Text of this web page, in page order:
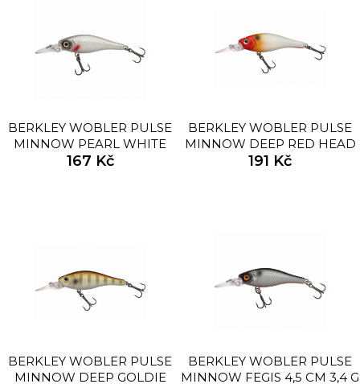
BERKLEY WOBLER PULSE
MINNOW PEARL WHITE
4,5CM 3,4G
167 Kč
BERKLEY WOBLER PULSE
MINNOW DEEP RED HEAD
8CM 13,2G
191 Kč
BERKLEY WOBLER PULSE
MINNOW DEEP GOLDIE
BERKLEY WOBLER PULSE
MINNOW FEGIS 4,5 CM 3,4 G